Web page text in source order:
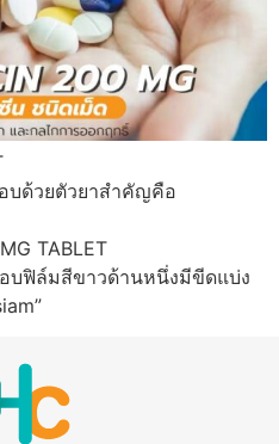
บด้วยตัวยาสำคัญคือ
TABLET
บฟิล์มสีขาวด้านหนึ่งมีขีดแบ่ง